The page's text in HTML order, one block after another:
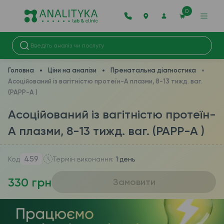
0
Головна Ціни на аналізи
Пренатальна діагностика
Асоційований із вагітністю протеїн-А плазми, 8-13 тижд. ваг.
(PAPP-A )
Асоційований із вагітністю протеїн-
А плазми, 8-13 тижд. ваг. (PAPP-A )
Код 459 Термін виконання: 1 день
330 грн Замовити